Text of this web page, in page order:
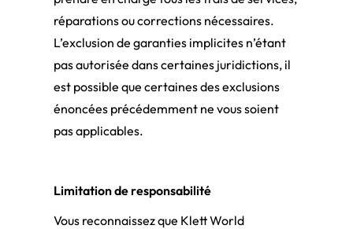
réparations ou corrections nécessaires.
L’exclusion de garanties implicites n’étant
pas autorisée dans certaines juridictions, il
est possible que certaines des exclusions
énoncées précédemment ne vous soient
pas applicables.
Limitation de responsabilité
Vous reconnaissez que Klett World